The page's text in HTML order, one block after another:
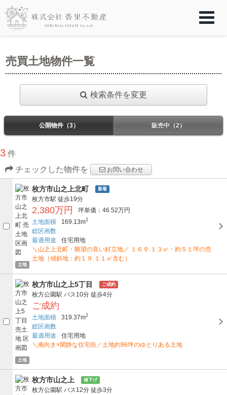
売買土地物件一覧
検索条件を変更
公開物件（3） 販売中（2）
3 件
チェックした物件を
お問い合わせ
土地
枚方市山之上北町 新着
枚方市駅 徒歩19分
2,380万円
坪単価：46.52万円
土地面積
169.13m2
総区画数
最適用途
住宅用地
＼山之上北町・眺望の良い好立地／ １６９.１３㎡・約５１坪の売
土地（傾斜地：約１９.１１㎡含む）
土地
枚方市山之上5丁目 ご成約
枚方公園駅 バス10分 徒歩4分
ご成約
土地面積 319.37m2
総区画数
最適用途
住宅用地
＼南向き×閑静な住宅街／土地約96坪のゆとりある土地
枚方市山之上 値下げ
枚方公園駅 バス12分 徒歩3分